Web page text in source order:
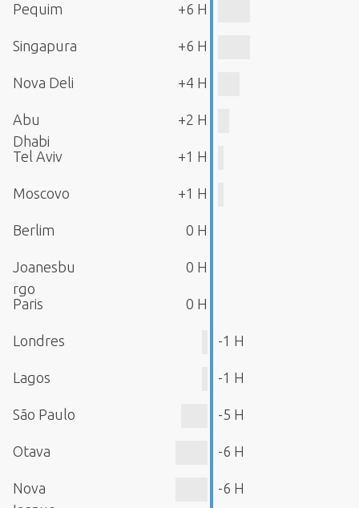
Pequim +6 H
Singapura +6 H
Nova Deli +4 H
Abu
Dhabi
+2 H
Tel Aviv +1 H
Moscovo +1 H
Berlim 0 H
Joanesbu
rgo
0 H
Paris 0 H
Londres -1 H
Lagos -1 H
São Paulo -5 H
Otava -6 H
Nova
-6 H